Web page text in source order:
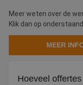
Meer weten over de
Klik dan op
MEER
Hoeveel